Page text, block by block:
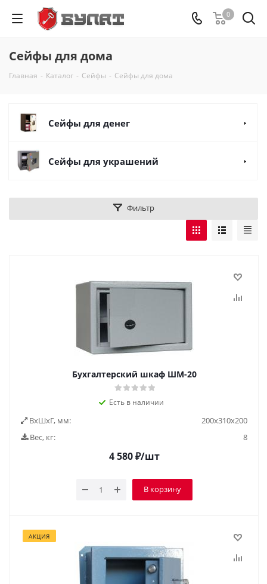
0
Сейфы для дома
Главная - Каталог - Сейфы - Сейфы для дома
Сейфы для денег
Сейфы для украшений
Фильтр
Бухгалтерский шкаф ШМ-20
Есть в наличии
ВxШxГ, мм:
200x310x200
Вес, кг:
8
4 580₽/шт
В корзину
АКЦИЯ